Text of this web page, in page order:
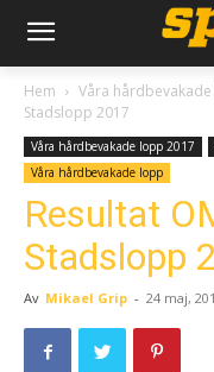
Hem Våra
Stadslopp 2017
Våra hårdbevakade lopp 2017
Våra hårdbevakade lopp
Resultat
Stadslopp
Av Mikael Grip - 24 maj,